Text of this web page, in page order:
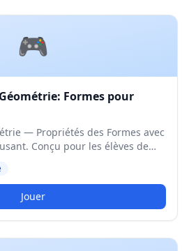
🎮
Formes pour
— Propriétés des Formes avec
Conçu pour les élèves de
Jouer